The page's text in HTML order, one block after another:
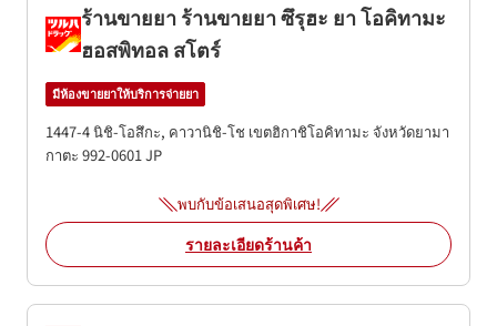
ร้านขายยา ร้านขายยา ซึรุฮะ ยา โอคิทามะ
ฮอสพิทอล สโตร์
มีห้องขายยาให้บริการจ่ายยา
1447-4 นิชิ-โอสึกะ, คาวานิชิ-โช เขตฮิกาชิโอคิทามะ จังหวัดยามา
กาตะ 992-0601JP
พบกับข้อเสนอสุดพิเศษ!
รายละเอียดร้านค้า